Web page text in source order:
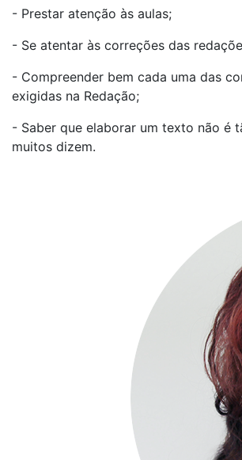
- Prestar atenção às aulas;
- Se atentar às correções das
- Compreender bem cada uma das
exigidas na Redação;
- Saber que elaborar um texto não é
muitos dizem.